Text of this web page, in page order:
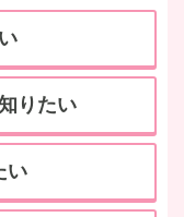
りたい
い